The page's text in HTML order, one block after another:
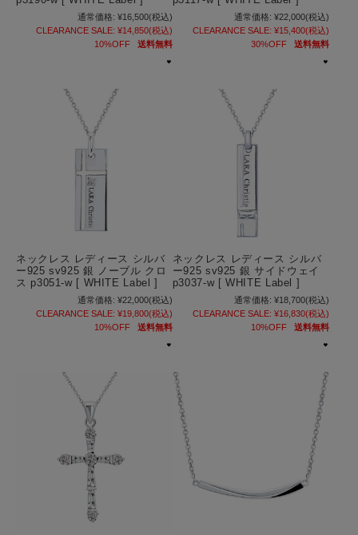
通常価格: ¥16,500(税込)
CLEARANCE SALE: ¥14,850(税込)
10%OFF
送料無料
通常価格: ¥22,000(税込)
CLEARANCE SALE: ¥15,400(税込)
30%OFF
送料無料
ネックレス レディース シルバ
ー925 sv925 銀 ノーブル クロ
ス p3051-w [ WHITE Label ]
通常価格: ¥22,000(税込)
CLEARANCE SALE: ¥19,800(税込)
10%OFF
送料無料
ネックレス レディース シルバ
ー925 sv925 銀 サイドウェイ
p3037-w [ WHITE Label ]
通常価格: ¥18,700(税込)
CLEARANCE SALE: ¥16,830(税込)
10%OFF
送料無料